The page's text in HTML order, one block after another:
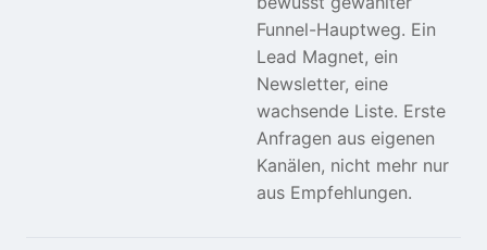
Funnel-Hauptweg. Ein
Lead Magnet, ein
Newsletter, eine
wachsende Liste. Erste
Anfragen aus eigenen
Kanälen, nicht mehr nur
aus Empfehlungen.